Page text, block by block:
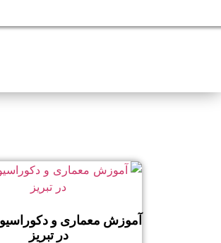
آموزش معماری و
در تبریز